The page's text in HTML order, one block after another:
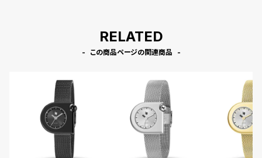
RELATED
この商品ページの関連商品